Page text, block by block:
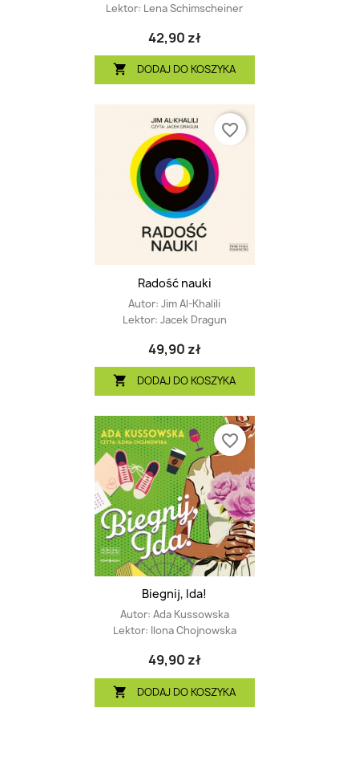
Lektor: Lena Schimscheiner
42,90 zł
 DODAJ DO KOSZYKA
Radość nauki
Autor: Jim Al-Khalili
Lektor: Jacek Dragun
49,90 zł
 DODAJ DO KOSZYKA
favorite_border
Biegnij, Ida!
Autor: Ada Kussowska
Lektor: Ilona Chojnowska
49,90 zł
 DODAJ DO KOSZYKA
favorite_border